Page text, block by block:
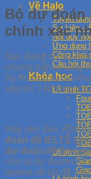
Về Halo
Tuyển
Sự kiện –
Nội quy
Ứng dụng
Công khai
Câu hỏi
Khóa học
Lộ trình
Lộ trình
Bộ dự đoán
chính xác
Bạn đang có dự
nhưng bạn lo lắng
Xu hướng ra đề
sắp tới ? Những
Hãy yên tâm, Anh
đoán đề IELTS Quí
dự đoán đề
còn ra dự đoán cho
review về bộ đề